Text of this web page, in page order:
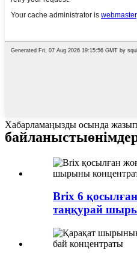
Хабарламаңызды осында жазып,
байланысты
Brix 6
таңқурай